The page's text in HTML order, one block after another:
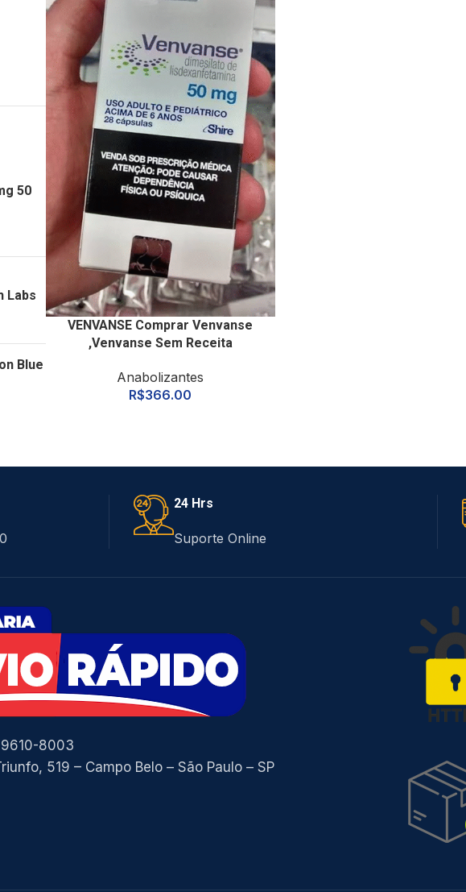
50
Labs
Blue
VENVANSE Comprar Venvanse
,Venvanse Sem Receita
Anabolizantes
R$366.00
24 Hrs
Suporte Online
8003
519 – Campo Belo – São Paulo – SP